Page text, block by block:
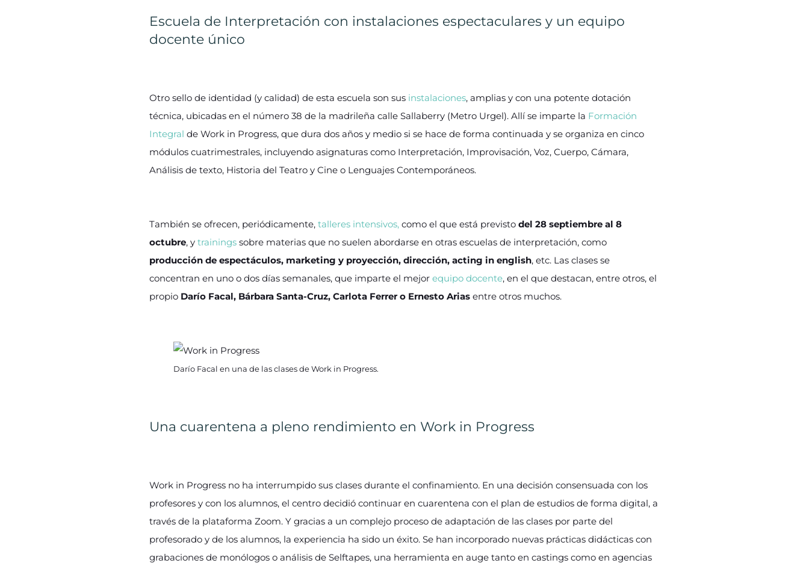
Escuela de Interpretación con instalaciones espectaculares y un equipo
docente único
Otro sello de identidad (y calidad) de esta escuela son sus instalaciones, amplias y con una potente dotación
técnica, ubicadas en el número 38 de la madrileña calle Sallaberry (Metro Urgel). Allí se imparte la Formación
Integral de Work in Progress, que dura dos años y medio si se hace de forma continuada y se organiza en cinco
módulos cuatrimestrales, incluyendo asignaturas como Interpretación, Improvisación, Voz, Cuerpo, Cámara,
Análisis de texto, Historia del Teatro y Cine o Lenguajes Contemporáneos.
También se ofrecen, periódicamente, talleres intensivos, como el que está previsto del 28 septiembre al 8
octubre, y trainings sobre materias que no suelen abordarse en otras escuelas de interpretación, como
producción de espectáculos, marketing y proyección, dirección, acting in english, etc. Las clases se
concentran en uno o dos días semanales, que imparte el mejor equipo docente, en el que destacan, entre otros, el
propio Darío Facal, Bárbara Santa-Cruz, Carlota Ferrer o Ernesto Arias entre otros muchos.
Darío Facal en una de las clases de Work in Progress.
Una cuarentena a pleno rendimiento en Work in Progress
Work in Progress no ha interrumpido sus clases durante el confinamiento. En una decisión consensuada con los
profesores y con los alumnos, el centro decidió continuar en cuarentena con el plan de estudios de forma digital, a
través de la plataforma Zoom. Y gracias a un complejo proceso de adaptación de las clases por parte del
profesorado y de los alumnos, la experiencia ha sido un éxito. Se han incorporado nuevas prácticas didácticas con
grabaciones de monólogos o análisis de Selftapes, una herramienta en auge tanto en castings como en agencias